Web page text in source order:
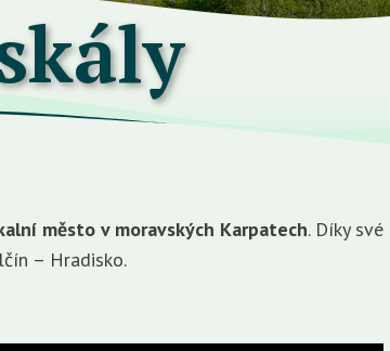
město v moravských Karpatech. Díky své
– Hradisko.